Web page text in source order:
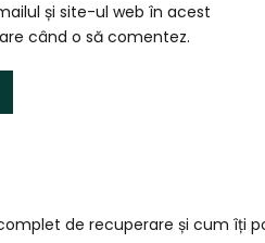
și site-ul web în acest
când o să comentez.